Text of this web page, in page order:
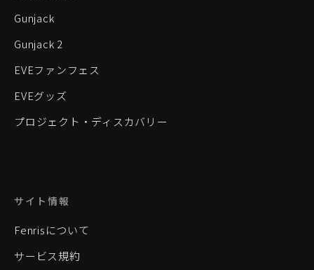
Gunjack
Gunjack 2
EVEファンフェス
EVEグッズ
プロジェクト・ディスカバリー
サイト情報
Fenrisについて
サービス規約